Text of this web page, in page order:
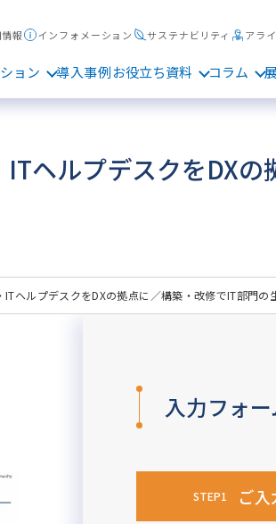
ョン 導入事例お役立ち資料 コラム
報 インフォメーション サステナビリティ アラ
ヘルプデスクをDX
ヘルプデスクをDXの拠点に／構築・改修でIT部門の
入力フォー
STEP1 ご入